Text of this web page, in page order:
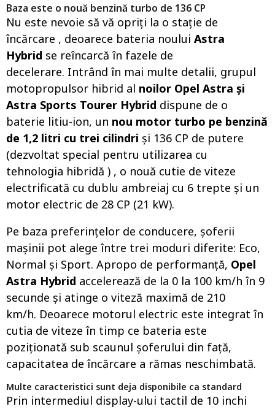
Baza este o nouă benzină turbo de 136 CP
Nu este nevoie să vă opriți la o stație de
încărcare , deoarece bateria noului Astra
Hybrid se reîncarcă în fazele de
decelerare. Intrând în mai multe detalii, grupul
motopropulsor hibrid al noilor Opel Astra și
Astra Sports Tourer Hybrid dispune de o
baterie litiu-ion, un nou motor turbo pe benzină
de 1,2 litri cu trei cilindri și 136 CP de putere
(dezvoltat special pentru utilizarea cu
tehnologia hibridă ) , o nouă cutie de viteze
electrificată cu dublu ambreiaj cu 6 trepte și un
motor electric de 28 CP (21 kW).
Pe baza preferințelor de conducere, șoferii
mașinii pot alege între trei moduri diferite: Eco,
Normal și Sport. Apropo de performanță, Opel
Astra Hybrid accelerează de la 0 la 100 km/h în 9
secunde și atinge o viteză maximă de 210
km/h. Deoarece motorul electric este integrat în
cutia de viteze în timp ce bateria este
poziționată sub scaunul șoferului din față,
capacitatea de încărcare a rămas neschimbată.
Multe caracteristici sunt deja disponibile ca standard
Prin intermediul display-ului tactil de 10 inchi